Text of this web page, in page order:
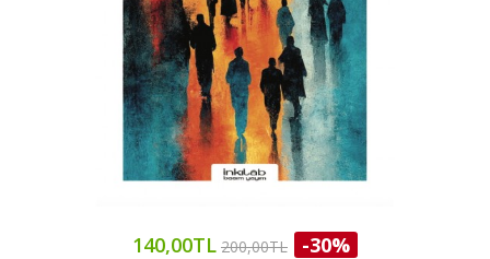
140,00TL 200,00TL -30%